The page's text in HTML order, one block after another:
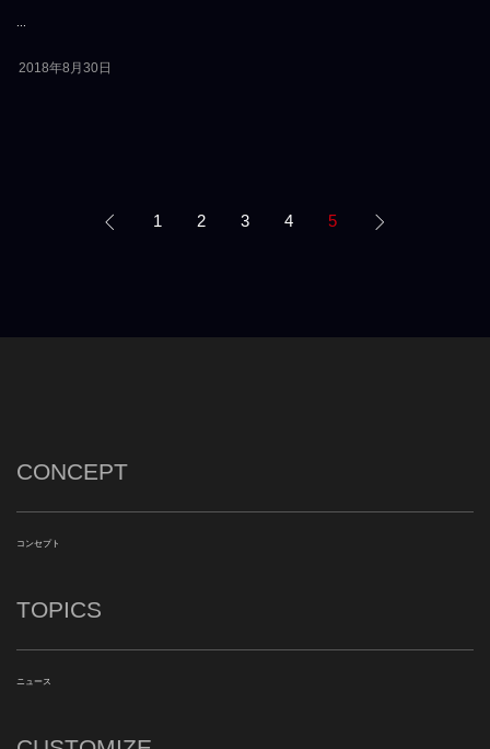
2018年8月30日
1 2 3 4 5
CONCEPT
コンセプト
TOPICS
ニュース